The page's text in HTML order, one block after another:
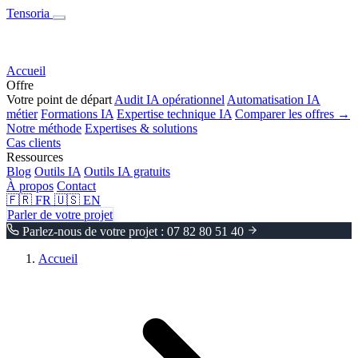
Tensoria
Accueil
Offre
Votre point de départ Audit IA opérationnel Automatisation IA
métier Formations IA Expertise technique IA Comparer les offres →
Notre méthode Expertises & solutions
Cas clients
Ressources
Blog Outils IA Outils IA gratuits
À propos Contact
🇫🇷 FR 🇺🇸 EN
Parler de votre projet
Parlez-nous de votre projet : 07 82 80 51 40
Accueil